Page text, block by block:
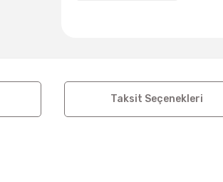
Taksit Seçenekleri